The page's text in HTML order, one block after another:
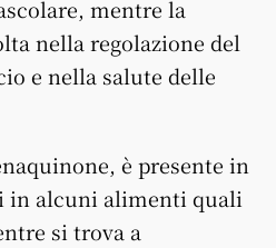
mentre la
nella regolazione del
e nella salute delle
è presente in
in alcuni alimenti quali
si trova a